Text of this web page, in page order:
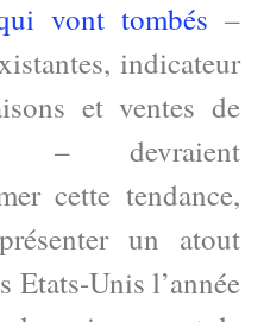
vont tombés –
indicateur
et ventes de
– devraient
cette tendance,
un atout
Etats-Unis l’année